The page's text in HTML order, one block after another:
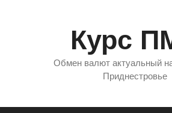
Курс
Обмен валют актуальный
Приднестровье